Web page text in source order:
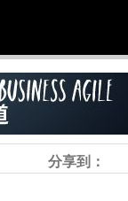
分享到：